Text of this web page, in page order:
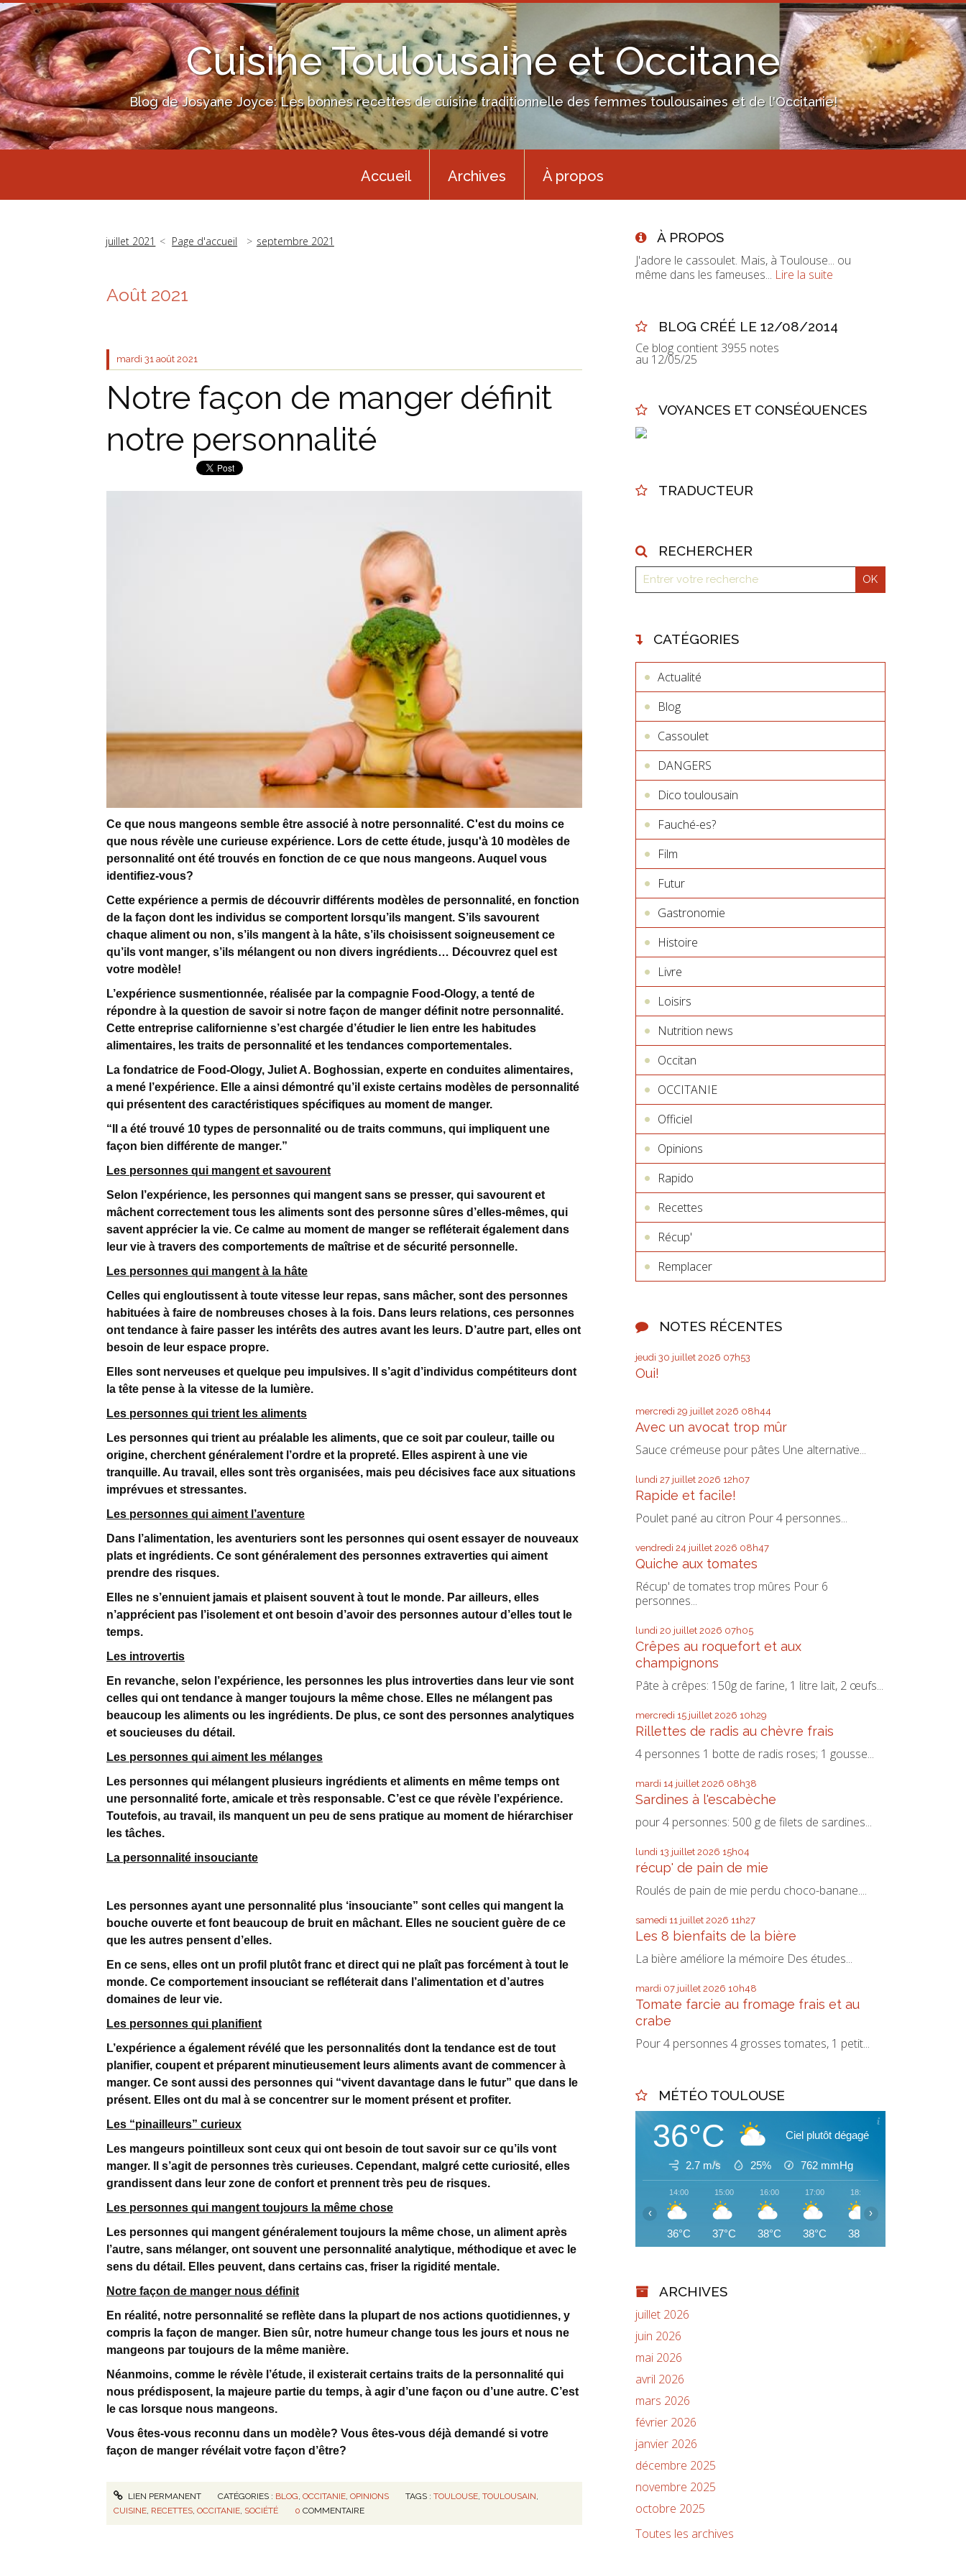
Cuisine Toulousaine et Occitane
Blog de Josyane Joyce: Les bonnes recettes de cuisine traditionnelle des femmes toulousaines et de l'Occitanie!
Accueil Archives À propos
juillet 2021 Page d'accueil septembre 2021
Août 2021
mardi 31 août 2021
Notre façon de manger définit
notre personnalité
Ce que nous mangeons semble être associé à notre personnalité. C'est du moins ce
que nous révèle une curieuse expérience. Lors de cette étude, jusqu'à 10 modèles de
personnalité ont été trouvés en fonction de ce que nous mangeons. Auquel vous
identifiez-vous?
Cette expérience a permis de découvrir différents modèles de personnalité, en fonction
de la façon dont les individus se comportent lorsqu’ils mangent. S’ils savourent
chaque aliment ou non, s’ils mangent à la hâte, s’ils choisissent soigneusement ce
qu’ils vont manger, s’ils mélangent ou non divers ingrédients… Découvrez quel est
votre modèle!
L’expérience susmentionnée, réalisée par la compagnie Food-Ology, a tenté de
répondre à la question de savoir si notre façon de manger définit notre personnalité.
Cette entreprise californienne s’est chargée d’étudier le lien entre les habitudes
alimentaires, les traits de personnalité et les tendances comportementales.
La fondatrice de Food-Ology, Juliet A. Boghossian, experte en conduites alimentaires,
a mené l’expérience. Elle a ainsi démontré qu’il existe certains modèles de personnalité
qui présentent des caractéristiques spécifiques au moment de manger.
“Il a été trouvé 10 types de personnalité ou de traits communs, qui impliquent une
façon bien différente de manger.”
Les personnes qui mangent et savourent
Selon l’expérience, les personnes qui mangent sans se presser, qui savourent et
mâchent correctement tous les aliments sont des personne sûres d’elles-mêmes, qui
savent apprécier la vie. Ce calme au moment de manger se refléterait également dans
leur vie à travers des comportements de maîtrise et de sécurité personnelle.
Les personnes qui mangent à la hâte
Celles qui engloutissent à toute vitesse leur repas, sans mâcher, sont des personnes
habituées à faire de nombreuses choses à la fois. Dans leurs relations, ces personnes
ont tendance à faire passer les intérêts des autres avant les leurs. D’autre part, elles ont
besoin de leur espace propre.
Elles sont nerveuses et quelque peu impulsives. Il s’agit d’individus compétiteurs dont
la tête pense à la vitesse de la lumière.
Les personnes qui trient les aliments
Les personnes qui trient au préalable les aliments, que ce soit par couleur, taille ou
origine, cherchent généralement l’ordre et la propreté. Elles aspirent à une vie
tranquille. Au travail, elles sont très organisées, mais peu décisives face aux situations
imprévues et stressantes.
Les personnes qui aiment l’aventure
Dans l’alimentation, les aventuriers sont les personnes qui osent essayer de nouveaux
plats et ingrédients. Ce sont généralement des personnes extraverties qui aiment
prendre des risques.
Elles ne s’ennuient jamais et plaisent souvent à tout le monde. Par ailleurs, elles
n’apprécient pas l’isolement et ont besoin d’avoir des personnes autour d’elles tout le
temps.
Les introvertis
En revanche, selon l’expérience, les personnes les plus introverties dans leur vie sont
celles qui ont tendance à manger toujours la même chose. Elles ne mélangent pas
beaucoup les aliments ou les ingrédients. De plus, ce sont des personnes analytiques
et soucieuses du détail.
Les personnes qui aiment les mélanges
Les personnes qui mélangent plusieurs ingrédients et aliments en même temps ont
une personnalité forte, amicale et très responsable. C’est ce que révèle l’expérience.
Toutefois, au travail, ils manquent un peu de sens pratique au moment de hiérarchiser
les tâches.
La personnalité insouciante
Les personnes ayant une personnalité plus ‘insouciante” sont celles qui mangent la
bouche ouverte et font beaucoup de bruit en mâchant. Elles ne soucient guère de ce
que les autres pensent d’elles.
En ce sens, elles ont un profil plutôt franc et direct qui ne plaît pas forcément à tout le
monde. Ce comportement insouciant se refléterait dans l’alimentation et d’autres
domaines de leur vie.
Les personnes qui planifient
L’expérience a également révélé que les personnalités dont la tendance est de tout
planifier, coupent et préparent minutieusement leurs aliments avant de commencer à
manger. Ce sont aussi des personnes qui “vivent davantage dans le futur” que dans le
présent. Elles ont du mal à se concentrer sur le moment présent et profiter.
Les “pinailleurs” curieux
Les mangeurs pointilleux sont ceux qui ont besoin de tout savoir sur ce qu’ils vont
manger. Il s’agit de personnes très curieuses. Cependant, malgré cette curiosité, elles
grandissent dans leur zone de confort et prennent très peu de risques.
Les personnes qui mangent toujours la même chose
Les personnes qui mangent généralement toujours la même chose, un aliment après
l’autre, sans mélanger, ont souvent une personnalité analytique, méthodique et avec le
sens du détail. Elles peuvent, dans certains cas, friser la rigidité mentale.
Notre façon de manger nous définit
En réalité, notre personnalité se reflète dans la plupart de nos actions quotidiennes, y
compris la façon de manger. Bien sûr, notre humeur change tous les jours et nous ne
mangeons par toujours de la même manière.
Néanmoins, comme le révèle l’étude, il existerait certains traits de la personnalité qui
nous prédisposent, la majeure partie du temps, à agir d’une façon ou d’une autre. C’est
le cas lorsque nous mangeons.
Vous êtes-vous reconnu dans un modèle? Vous êtes-vous déjà demandé si votre
façon de manger révélait votre façon d’être?
LIEN PERMANENT CATÉGORIES : BLOG,OCCITANIE,OPINIONS TAGS :TOULOUSE,TOULOUSAIN,
CUISINE, RECETTES, OCCITANIE, SOCIÉTÉ 0 COMMENTAIRE
À PROPOS
J'adore le cassoulet. Mais, à Toulouse... ou
même dans les fameuses... Lire la suite
BLOG CRÉÉ LE 12/08/2014
Ce blog contient 3955 notes
au 12/05/25
VOYANCES ET CONSÉQUENCES
TRADUCTEUR
RECHERCHER
CATÉGORIES
Actualité
Blog
Cassoulet
DANGERS
Dico toulousain
Fauché-es?
Film
Futur
Gastronomie
Histoire
Livre
Loisirs
Nutrition news
Occitan
OCCITANIE
Officiel
Opinions
Rapido
Recettes
Récup'
Remplacer
NOTES RÉCENTES
jeudi 30 juillet 2026 07h53
Oui!
mercredi 29 juillet 2026 08h44
Avec un avocat trop mûr
Sauce crémeuse pour pâtes Une alternative...
lundi 27 juillet 2026 12h07
Rapide et facile!
Poulet pané au citron Pour 4 personnes...
vendredi 24 juillet 2026 08h47
Quiche aux tomates
Récup' de tomates trop mûres Pour 6
personnes...
lundi 20 juillet 2026 07h05
Crêpes au roquefort et aux
champignons
Pâte à crêpes: 150g de farine, 1 litre lait, 2 œufs...
mercredi 15 juillet 2026 10h29
Rillettes de radis au chèvre frais
4 personnes 1 botte de radis roses; 1 gousse...
mardi 14 juillet 2026 08h38
Sardines à l'escabèche
pour 4 personnes: 500 g de filets de sardines...
lundi 13 juillet 2026 15h04
récup' de pain de mie
Roulés de pain de mie perdu choco-banane....
samedi 11 juillet 2026 11h27
Les 8 bienfaits de la bière
La bière améliore la mémoire Des études...
mardi 07 juillet 2026 10h48
Tomate farcie au fromage frais et au
crabe
Pour 4 personnes 4 grosses tomates, 1 petit...
MÉTÉO TOULOUSE
36°C Ciel plutôt dégagé
2.7 m/s 25% 762 mmHg
14:00
36°C
15:00
37°C
16:00
38°C
17:00
38°C
18:00
38°C
‹ ›
ARCHIVES
juillet 2026
juin 2026
mai 2026
avril 2026
mars 2026
février 2026
janvier 2026
décembre 2025
novembre 2025
octobre 2025
Toutes les archives